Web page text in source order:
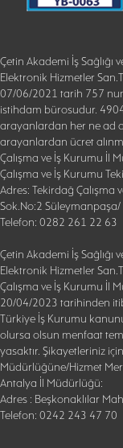
Çetin Akademi İş Sağlığı
Elektronik Hizmetler
07/06/2021 tarih 757
istihdam bürosudur.
arayanlardan her ne ad
arayanlardan ücret
Çalışma ve İş Kurumu İl
Çalışma ve İş Kurumu
Adres: Tekirdağ Çalışma
Sok.No:2 Süleymanpaşa/
Telefon: 0282 261 22 63
Çetin Akademi İş Sağlığı
Elektronik Hizmetler
Çalışma ve İş Kurumu İl
20/04/2023 tarihinden
Türkiye İş Kurumu
olursa olsun menfaat
yasaktır. Şikayetleriniz
Müdürlüğüne/Hizmet
Antalya İl Müdürlüğü:
Adres : Beşkonaklılar
Telefon: 0242 243 47 70